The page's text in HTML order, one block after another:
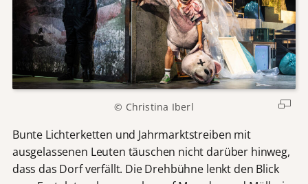
© Christina Iberl
Bunte Lichterketten und Jahrmarktstreiben mit
ausgelassenen Leuten täuschen nicht darüber hinweg,
dass das Dorf verfällt. Die Drehbühne lenkt den Blick